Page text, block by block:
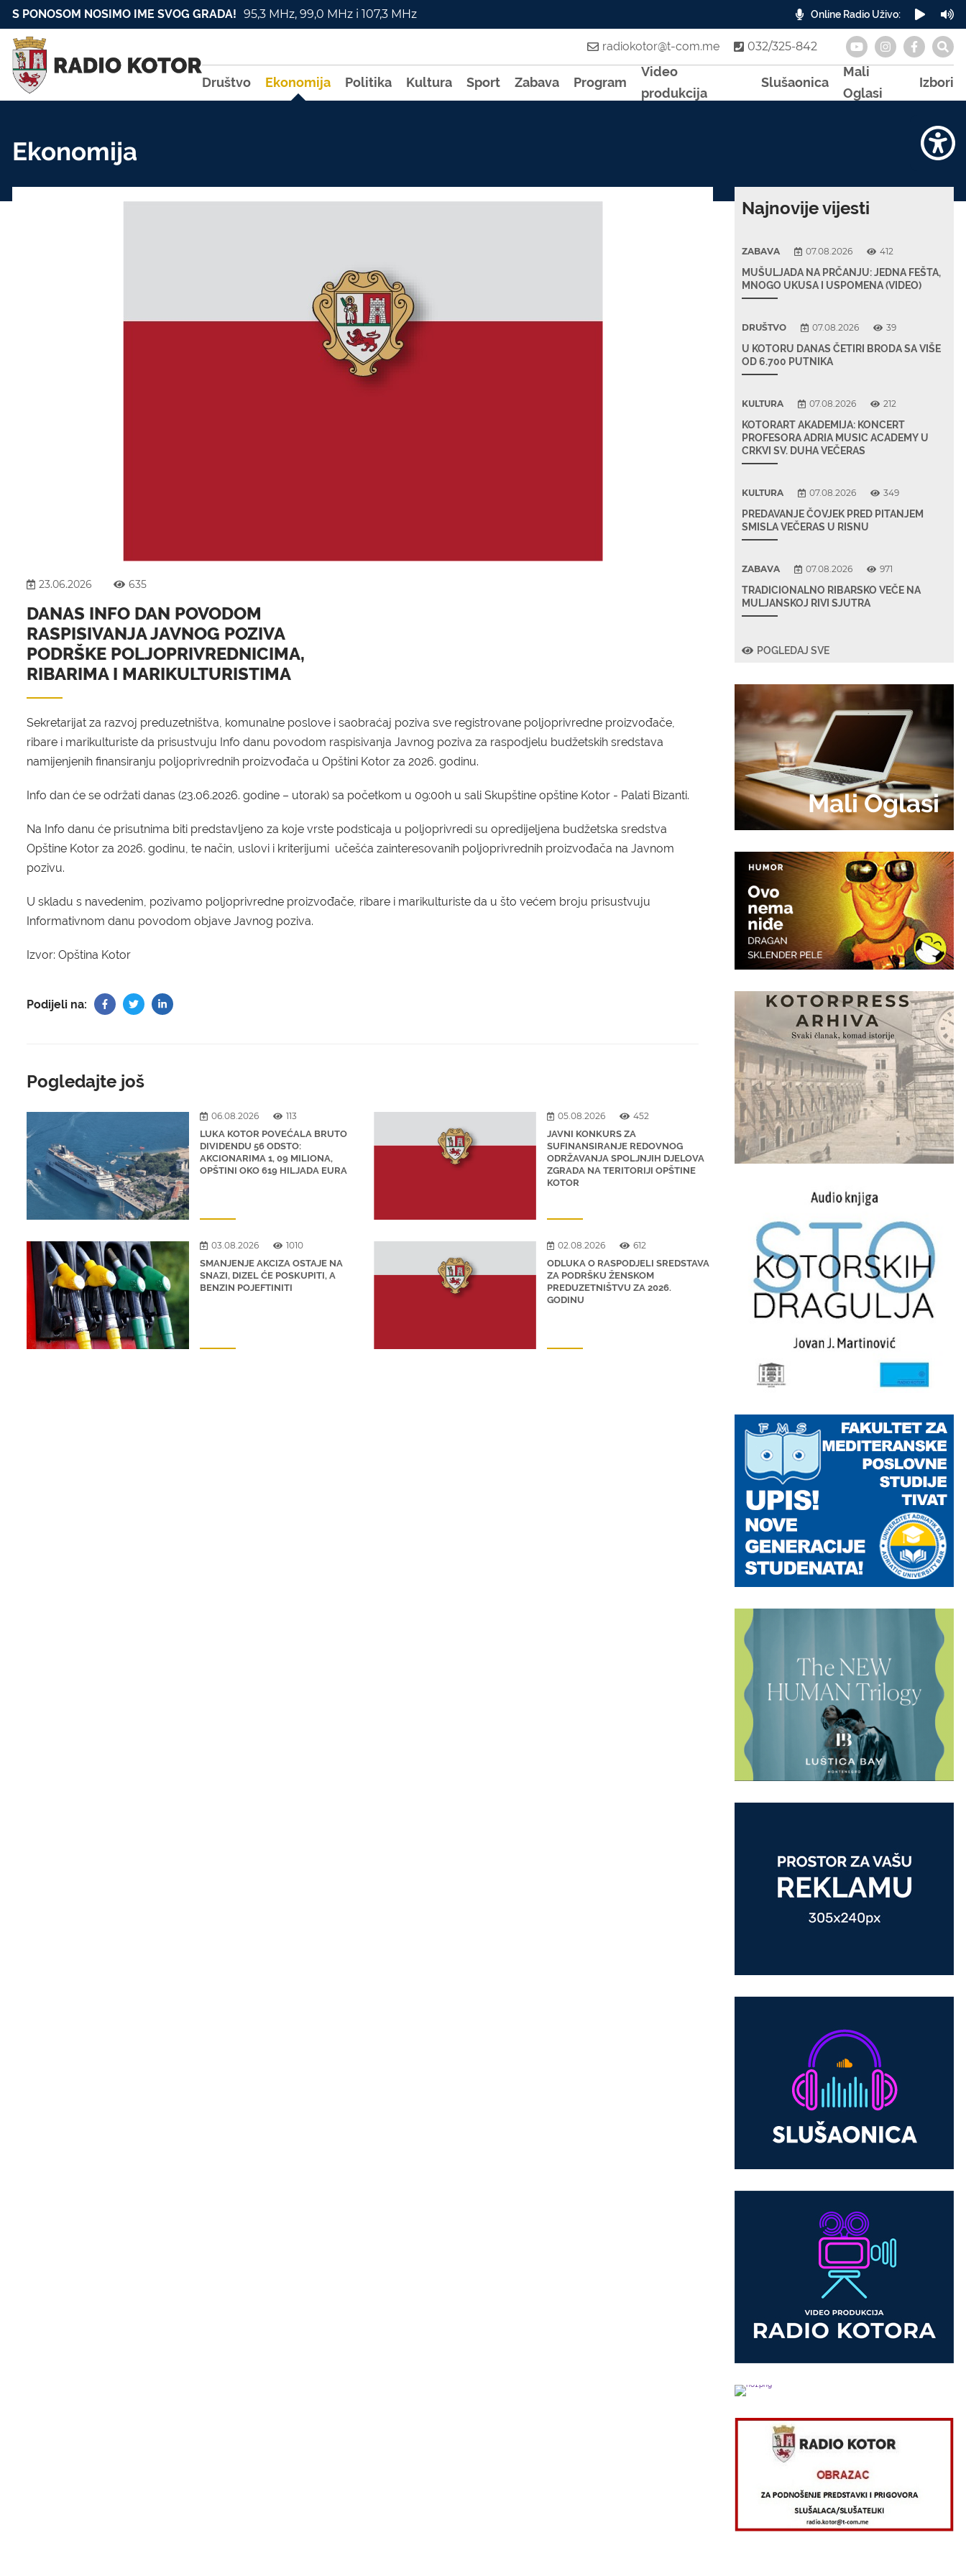
S PONOSOM NOSIMO IME SVOG GRADA! 95,3 MHz, 99,0 MHz i 107,3 MHz Online Radio Uživo:
radiokotor@t-com.me 032/325-842
Društvo Ekonomija Politika Kultura Sport Zabava Program
Video
produkcija
Slušaonica
Mali
Oglasi
Izbori
Ekonomija
23.06.2026 635
DANAS INFO DAN POVODOM
RASPISIVANJA JAVNOG POZIVA
PODRŠKE POLJOPRIVREDNICIMA,
RIBARIMA I MARIKULTURISTIMA
Sekretarijat za razvoj preduzetništva, komunalne poslove i saobraćaj poziva sve registrovane poljoprivredne proizvođače,
ribare i marikulturiste da prisustvuju Info danu povodom raspisivanja Javnog poziva za raspodjelu budžetskih sredstava
namijenjenih finansiranju poljoprivrednih proizvođača u Opštini Kotor za 2026. godinu.
Info dan će se održati danas (23.06.2026. godine – utorak) sa početkom u 09:00h u sali Skupštine opštine Kotor - Palati Bizanti.
Na Info danu će prisutnima biti predstavljeno za koje vrste podsticaja u poljoprivredi su opredijeljena budžetska sredstva
Opštine Kotor za 2026. godinu, te način, uslovi i kriterijumi učešća zainteresovanih poljoprivrednih proizvođača na Javnom
pozivu.
U skladu s navedenim, pozivamo poljoprivredne proizvođače, ribare i marikulturiste da u što većem broju prisustvuju
Informativnom danu povodom objave Javnog poziva.
Izvor: Opština Kotor
Podijeli na:
Pogledajte još
06.08.2026
113
LUKA KOTOR POVEĆALA BRUTO
DIVIDENDU 56 ODSTO:
AKCIONARIMA 1, 09 MILIONA,
OPŠTINI OKO 619 HILJADA EURA
05.08.2026
452
JAVNI KONKURS ZA
SUFINANSIRANJE REDOVNOG
ODRŽAVANJA SPOLJNJIH DJELOVA
ZGRADA NA TERITORIJI OPŠTINE
KOTOR
03.08.2026
1010
SMANJENJE AKCIZA OSTAJE NA
SNAZI, DIZEL ĆE POSKUPITI, A
BENZIN POJEFTINITI
02.08.2026
612
ODLUKA O RASPODJELI SREDSTAVA
ZA PODRŠKU ŽENSKOM
PREDUZETNIŠTVU ZA 2026.
GODINU
Najnovije vijesti
ZABAVA 07.08.2026 412
MUŠULJADA NA PRČANJU: JEDNA FEŠTA,
MNOGO UKUSA I USPOMENA (VIDEO)
DRUŠTVO 07.08.2026 39
U KOTORU DANAS ČETIRI BRODA SA VIŠE
OD 6.700 PUTNIKA
KULTURA 07.08.2026 212
KOTORART AKADEMIJA: KONCERT
PROFESORA ADRIA MUSIC ACADEMY U
CRKVI SV. DUHA VEČERAS
KULTURA 07.08.2026 349
PREDAVANJE ČOVJEK PRED PITANJEM
SMISLA VEČERAS U RISNU
ZABAVA 07.08.2026 971
TRADICIONALNO RIBARSKO VEČE NA
MULJANSKOJ RIVI SJUTRA
POGLEDAJ SVE
Mali Oglasi